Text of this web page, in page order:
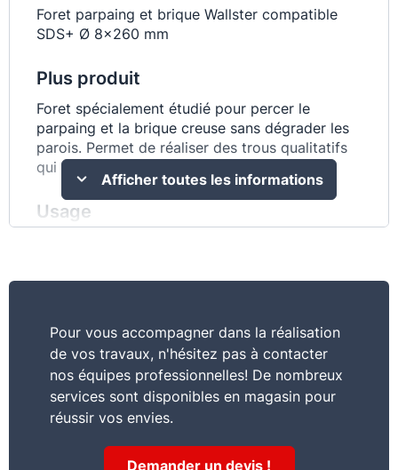
Foret parpaing et brique Wallster compatible
SDS+ Ø 8x260 mm
Plus produit
Foret spécialement étudié pour percer le
parpaing et la brique creuse sans dégrader les
parois. Permet de réaliser des trous qualitatifs
qui fiabilisent la tenue des ancrages.
Usage
Afficher toutes les informations
Pour vous accompagner dans la réalisation
de vos travaux, n'hésitez pas à contacter
nos équipes professionnelles! De nombreux
services sont disponibles en magasin pour
réussir vos envies.
Demander un devis !